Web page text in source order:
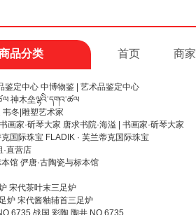
品分类 首页 商家
中博物鉴 | 艺术品鉴定中心
神木垒ལྷའི་དགའ་ཚལ
韦冬|雕塑艺术家
唐求书院·海溢 | 书画家·斫琴大家
FLADIK · 芙兰蒂克国际珠宝
·直营店
俨唐·古陶瓷与标本馆
宋代茶叶末三足炉
宋代酱釉辅首三足炉
战国 彩陶 陶井 NO.6735